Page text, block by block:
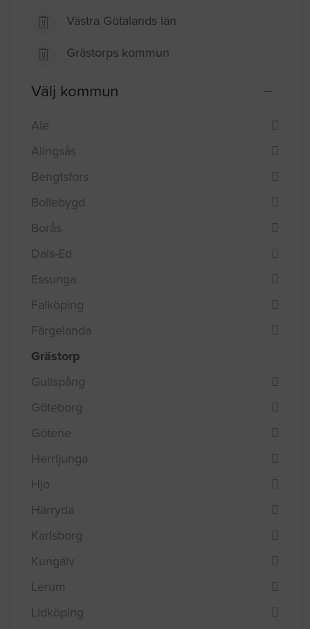
Västra Götalands län
Grästorps kommun
Välj kommun
Ale
Alingsås
Bengtsfors
Bollebygd
Borås
Dals-Ed
Essunga
Falköping
Färgelanda
Grästorp
Gullspång
Göteborg
Götene
Herrljunga
Hjo
Härryda
Karlsborg
Kungälv
Lerum
Lidköping